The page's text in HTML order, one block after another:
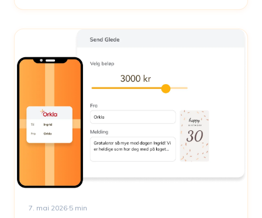
7. mai 2026·5 min